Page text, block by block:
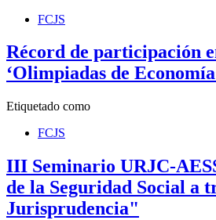
FCJS
Récord de participación
‘Olimpiadas de
Etiquetado como
FCJS
III Seminario URJC-
de la Seguridad Social a
Jurisprudencia"